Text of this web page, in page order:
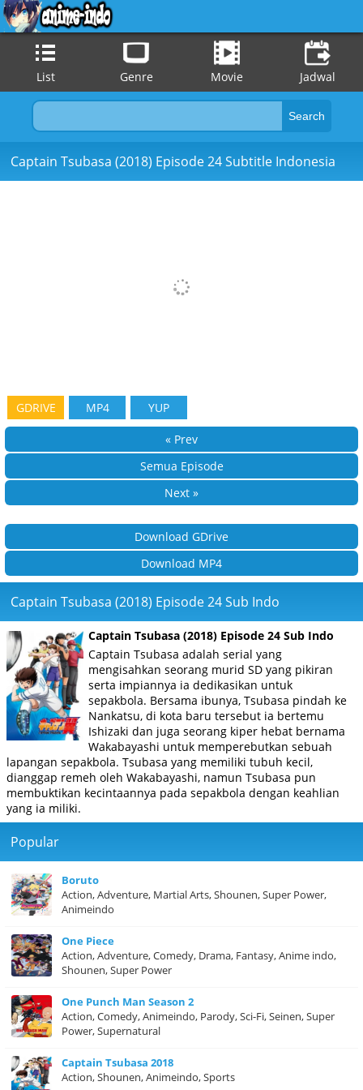
List Genre Movie Jadwal
Captain Tsubasa (2018) Episode 24 Subtitle Indonesia
GDRIVE MP4 YUP
« Prev
Semua Episode
Next »
Download GDrive
Download MP4
Captain Tsubasa (2018) Episode 24 Sub Indo
Captain Tsubasa (2018) Episode 24 Sub Indo
Captain Tsubasa adalah serial yang
mengisahkan seorang murid SD yang pikiran
serta impiannya ia dedikasikan untuk
sepakbola. Bersama ibunya, Tsubasa pindah ke
Nankatsu, di kota baru tersebut ia bertemu
Ishizaki dan juga seorang kiper hebat bernama
Wakabayashi untuk memperebutkan sebuah
lapangan sepakbola. Tsubasa yang memiliki tubuh kecil,
dianggap remeh oleh Wakabayashi, namun Tsubasa pun
membuktikan kecintaannya pada sepakbola dengan keahlian
yang ia miliki.
Popular
Boruto
Action, Adventure, Martial Arts, Shounen, Super Power,
Animeindo
One Piece
Action, Adventure, Comedy, Drama, Fantasy, Anime indo,
Shounen, Super Power
One Punch Man Season 2
Action, Comedy, Animeindo, Parody, Sci-Fi, Seinen, Super
Power, Supernatural
Captain Tsubasa 2018
Action, Shounen, Animeindo, Sports